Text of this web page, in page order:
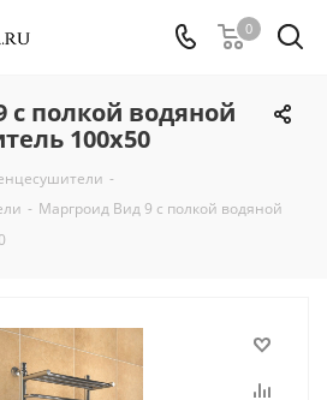
0
полкой водяной
100х50
-
- Маргроид Вид 9 с полкой водяной